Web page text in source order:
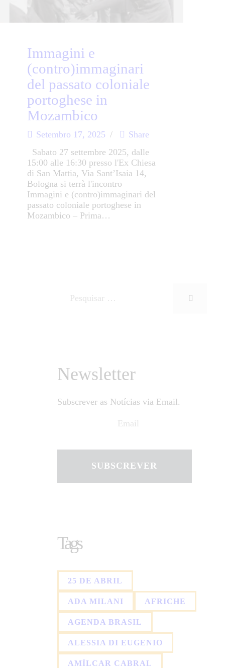
Immagini e
(contro)immaginari
del passato coloniale
portoghese in
Mozambico
Setembro 17, 2025
Share
Sabato 27 settembre 2025, dalle
15:00 alle 16:30 presso l'Ex Chiesa
di San Mattia, Via Sant’Isaia 14,
Bologna si terrà l'incontro
Immagini e (contro)immaginari del
passato coloniale portoghese in
Mozambico – Prima…
Newsletter
Subscrever as Notícias via Email.
SUBSCREVER
Tags
25 DE ABRIL
ADA MILANI AFRICHE
AGENDA BRASIL
ALESSIA DI EUGENIO
AMÍLCAR CABRAL